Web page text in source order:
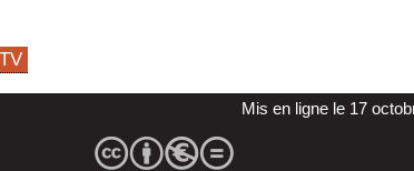
Mis en ligne le 17